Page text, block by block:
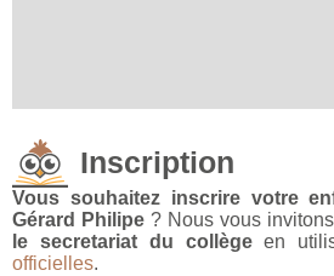
Inscription
Vous souhaitez inscrire votre
Gérard Philipe ? Nous vous
le secretariat du collègeen
officielles.